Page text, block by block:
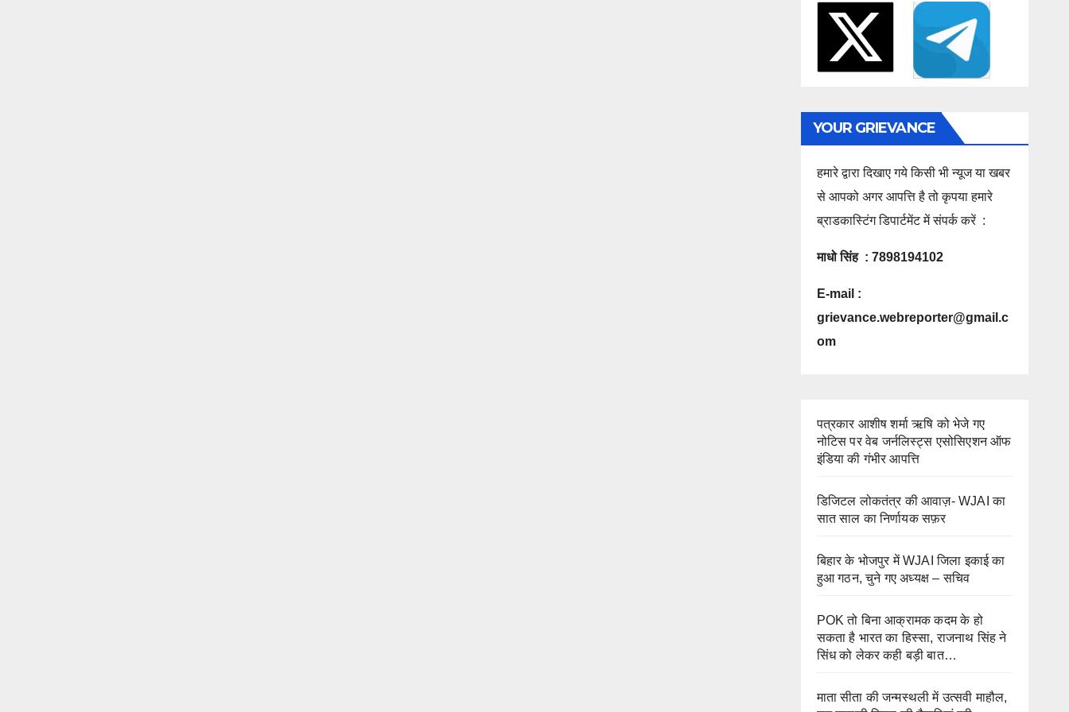
YOUR GRIEVANCE
हमारे द्वारा दिखाए गये किसी भी न्यूज या खबर
से आपको अगर आपत्ति है तो कृपया हमारे
ब्राडकास्टिंग डिपार्टमेंट में संपर्क करें :
माधो सिंह : 7898194102
E-mail :
grievance.webreporter@gmail.c
om
पत्रकार आशीष शर्मा ऋषि को भेजे गए
नोटिस पर वेब जर्नलिस्ट्स एसोसिएशन ऑफ
इंडिया की गंभीर आपत्ति
डिजिटल लोकतंत्र की आवाज़- WJAI का
सात साल का निर्णायक सफ़र
बिहार के भोजपुर में WJAI जिला इकाई का
हुआ गठन, चुने गए अध्यक्ष – सचिव
POK तो बिना आक्रामक कदम के हो
सकता है भारत का हिस्सा, राजनाथ सिंह ने
सिंध को लेकर कही बड़ी बात…
माता सीता की जन्मस्थली में उत्सवी माहौल,